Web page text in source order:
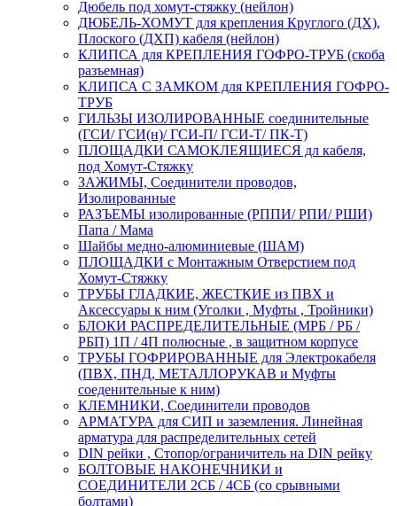
Дюбель под хомут-стяжку (нейлон)
ДЮБЕЛЬ-ХОМУТ для крепления Круглого (ДХ),
Плоского (ДХП) кабеля (нейлон)
КЛИПСА для КРЕПЛЕНИЯ ГОФРО-ТРУБ (скоба
разъемная)
КЛИПСА С ЗАМКОМ для КРЕПЛЕНИЯ ГОФРО-
ТРУБ
ГИЛЬЗЫ ИЗОЛИРОВАННЫЕ соединительные
(ГСИ/ ГСИ(н)/ ГСИ-П/ ГСИ-Т/ ПК-Т)
ПЛОЩАДКИ САМОКЛЕЯЩИЕСЯ дл кабеля,
под Хомут-Стяжку
ЗАЖИМЫ, Соединители проводов,
Изолированные
РАЗЪЕМЫ изолированные (РППИ/ РПИ/ РШИ)
Папа / Мама
Шайбы медно-алюминиевые (ШАМ)
ПЛОЩАДКИ с Монтажным Отверстием под
Хомут-Стяжку
ТРУБЫ ГЛАДКИЕ, ЖЕСТКИЕ из ПВХ и
Аксессуары к ним (Уголки , Муфты , Тройники)
БЛОКИ РАСПРЕДЕЛИТЕЛЬНЫЕ (МРБ / РБ /
РБП) 1П / 4П полюсные , в защитном корпусе
ТРУБЫ ГОФРИРОВАННЫЕ для Электрокабеля
(ПВХ, ПНД, МЕТАЛЛОРУКАВ и Муфты
соеденительные к ним)
КЛЕМНИКИ, Соединители проводов
АРМАТУРА для СИП и заземления. Линейная
арматура для распределительных сетей
DIN рейки , Стопор/ограничитель на DIN рейку
БОЛТОВЫЕ НАКОНЕЧНИКИ и
СОЕДИНИТЕЛИ 2СБ / 4СБ (со срывными
болтами)